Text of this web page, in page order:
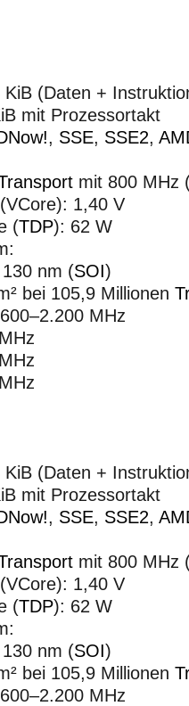
(Daten +
mit Prozessortakt
, SSE, SSE2,
mit 800 MHz
1,40 V
(TDP): 62 W
nm (SOI)
bei 105,9 Millionen
MHz
(Daten +
mit Prozessortakt
, SSE, SSE2,
mit 800 MHz
1,40 V
(TDP): 62 W
nm (SOI)
bei 105,9 Millionen
MHz